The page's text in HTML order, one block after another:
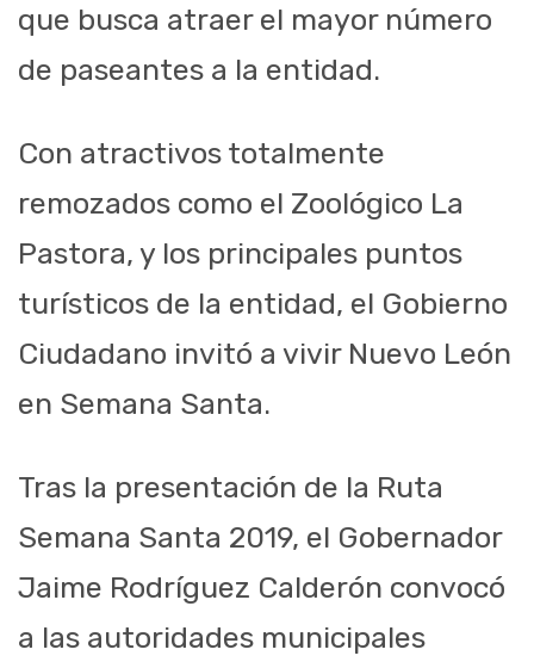
que busca atraer el mayor número
de paseantes a la entidad.
Con atractivos totalmente
remozados como el Zoológico La
Pastora, y los principales puntos
turísticos de la entidad, el Gobierno
Ciudadano invitó a vivir Nuevo León
en Semana Santa.
Tras la presentación de la Ruta
Semana Santa 2019, el Gobernador
Jaime Rodríguez Calderón convocó
a las autoridades municipales